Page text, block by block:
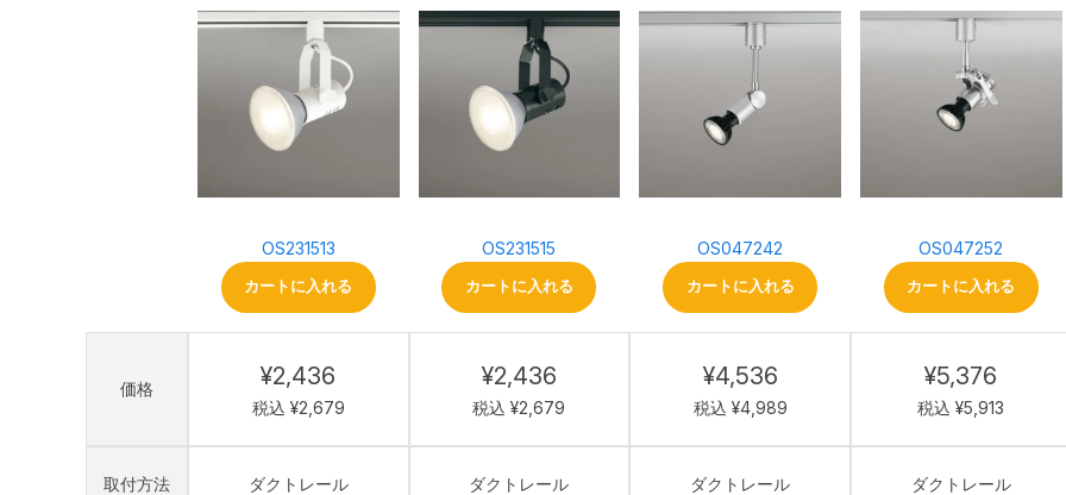
価格
取付方法
OS231513
カートに入れる
¥2,436
税込 ¥2,679
ダクトレール
OS231515
カートに入れる
¥2,436
税込 ¥2,679
ダクトレール
OS047242
カートに入れる
¥4,536
税込 ¥4,989
ダクトレール
OS047252
カートに入れる
¥5,376
税込 ¥5,913
ダクトレール